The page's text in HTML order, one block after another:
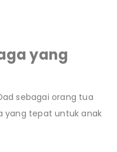
yang
sebagai orang tua
yang tepat untuk anak